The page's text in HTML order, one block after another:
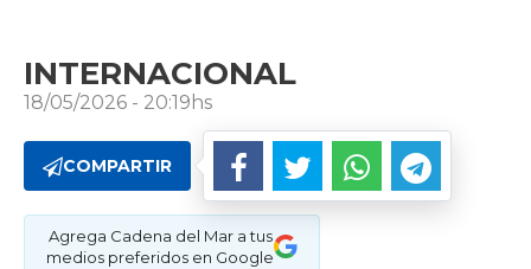
INTERNACIONAL
18/05/2026 - 20:19hs
COMPARTIR
Agrega Cadena del Mar a tus
medios preferidos en Google